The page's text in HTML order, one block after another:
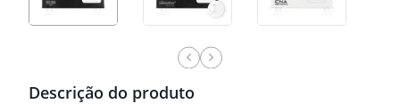
Descrição do produto